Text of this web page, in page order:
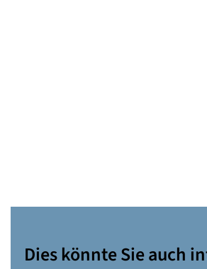
Dies könnte Sie auch